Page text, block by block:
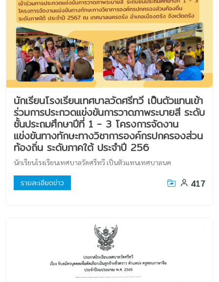
นักเรียนโรงเรียนเทศบาลวัดศรีทวี เป็นตัวแทนเข้า
ร่วมการประกวดแข่งขันการวาดภาพระบายสี ระดับ
ชั้นประถมศึกษาปีที่ 1 - 3 โครงการจัดงาน
แข่งขันทางทักษะทางวิชาการองค์กรปกครองส่วน
ท้องถิ่น ระดับภาคใต้ ประจำปี 256
นักเรียนโรงเรียนเทศบาลวัดศรีทวี เป็นตัวแทนเทศบาลนค
รายละเอียดข่าว 417